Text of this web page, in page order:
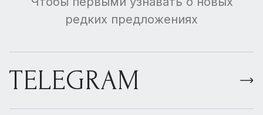
редких предложениях
TELEGRAM